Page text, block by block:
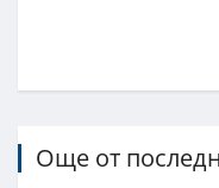
Още от